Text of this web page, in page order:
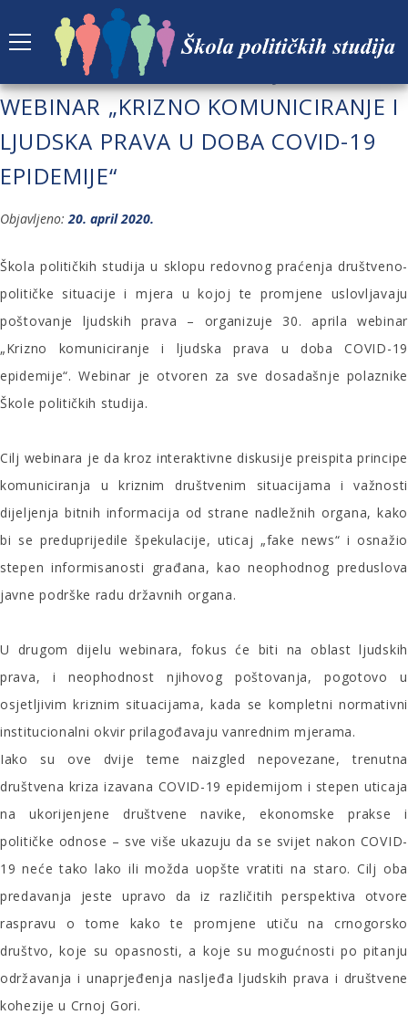
ŠKOLA POLITIČKIH STUDIJA –
WEBINAR „KRIZNO KOMUNICIRANJE I
LJUDSKA PRAVA U DOBA COVID-19
EPIDEMIJE“
Objavljeno: 20. april 2020.
Škola političkih studija u sklopu redovnog praćenja društveno-
političke situacije i mjera u kojoj te promjene uslovljavaju
poštovanje ljudskih prava – organizuje 30. aprila webinar
„Krizno komuniciranje i ljudska prava u doba COVID-19
epidemije“. Webinar je otvoren za sve dosadašnje polaznike
Škole političkih studija.
Cilj webinara je da kroz interaktivne diskusije preispita principe
komuniciranja u kriznim društvenim situacijama i važnosti
dijeljenja bitnih informacija od strane nadležnih organa, kako
bi se preduprijedile špekulacije, uticaj „fake news“ i osnažio
stepen informisanosti građana, kao neophodnog preduslova
javne podrške radu državnih organa.
U drugom dijelu webinara, fokus će biti na oblast ljudskih
prava, i neophodnost njihovog poštovanja, pogotovo u
osjetljivim kriznim situacijama, kada se kompletni normativni
institucionalni okvir prilagođavaju vanrednim mjerama.
Iako su ove dvije teme naizgled nepovezane, trenutna
društvena kriza izavana COVID-19 epidemijom i stepen uticaja
na ukorijenjene društvene navike, ekonomske prakse i
političke odnose – sve više ukazuju da se svijet nakon COVID-
19 neće tako lako ili možda uopšte vratiti na staro. Cilj oba
predavanja jeste upravo da iz različitih perspektiva otvore
raspravu o tome kako te promjene utiču na crnogorsko
društvo, koje su opasnosti, a koje su mogućnosti po pitanju
održavanja i unaprjeđenja nasljeđa ljudskih prava i društvene
kohezije u Crnoj Gori.